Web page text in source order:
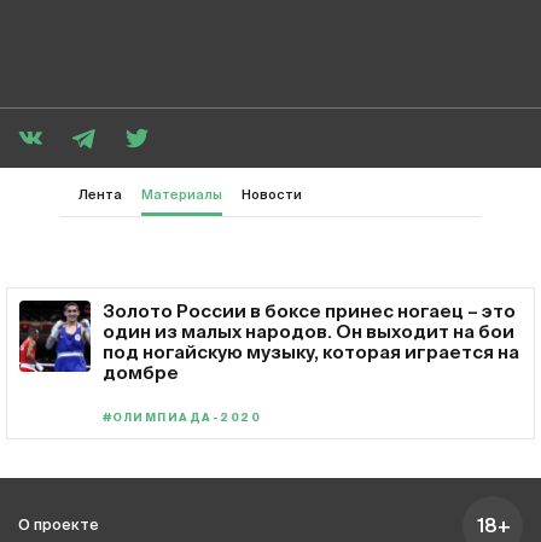
Лента Материалы Новости
Золото России в боксе принес ногаец – это
один из малых народов. Он выходит на бои
под ногайскую музыку, которая играется на
домбре
#ОЛИМПИАДА-2020
О проекте 18+